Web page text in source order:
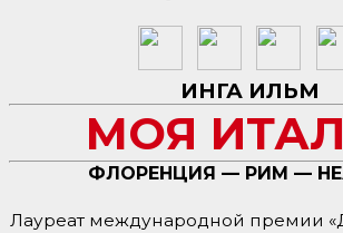
ИНГА ИЛЬМ
МОЯ
ФЛОРЕНЦИЯ — РИМ —
Лауреат международной премии